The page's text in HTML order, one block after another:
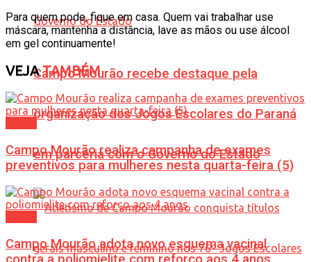
Campo Mourão recebe destaque pela
organização dos Jogos Escolares do Paraná
em parceria com o Governo do Estado
Para quem pode, fique em casa. Quem vai trabalhar use
máscara, mantenha a distância, lave as mãos ou use álcool
em gel continuamente!
VEJATAMBÉM
Campo Mourão realiza campanha de exames
preventivos para mulheres nesta quarta-feira (5)
Campo Mourão adota novo esquema vacinal